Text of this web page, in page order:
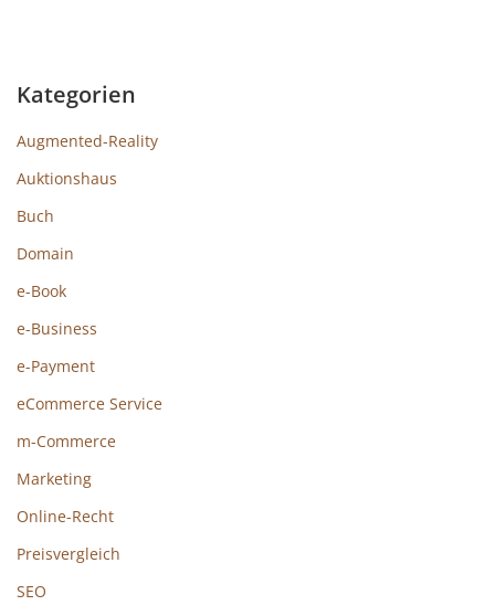
Kategorien
Augmented-Reality
Auktionshaus
Buch
Domain
e-Book
e-Business
e-Payment
eCommerce Service
m-Commerce
Marketing
Online-Recht
Preisvergleich
SEO